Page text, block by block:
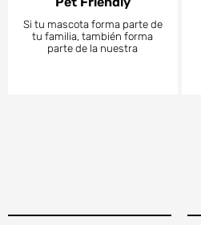
Si tu mascota forma parte de
tu familia, también forma
parte de la nuestra